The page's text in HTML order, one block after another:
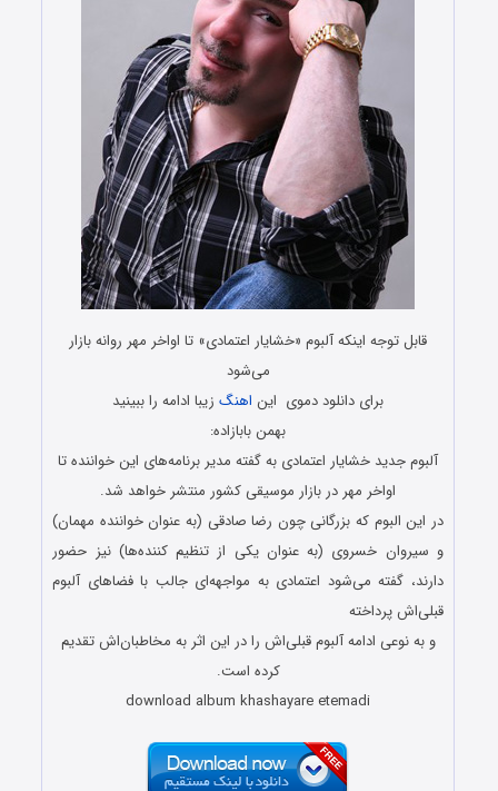
قابل توجه اینکه آلبوم «خشایار اعتمادی» تا اواخر مهر روانه بازار
می‌شود
برای دانلود دموی این اهنگ زیبا ادامه را ببینید
بهمن بابازاده:
آلبوم جدید خشایار اعتمادی به گفته مدیر برنامه‌های این خواننده تا
اواخر مهر در بازار موسیقی کشور منتشر خواهد شد.
در این البوم که بزرگانی چون رضا صادقی (به عنوان خواننده مهمان)
و سیروان خسروی (به عنوان یکی از تنظیم کننده‌ها) نیز حضور
دارند، گفته می‌شود اعتمادی به مواجهه‌ای جالب با فضاهای آلبوم
قبلی‌اش پرداخته
و به نوعی ادامه آلبوم قبلی‌اش را در این اثر به مخاطبان‌اش تقدیم
کرده است.
download album khashayare etemadi